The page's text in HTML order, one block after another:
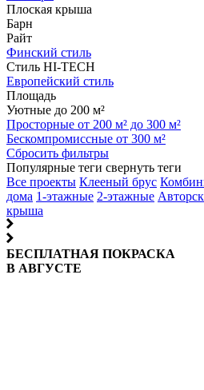
Плоская крыша
Барн
Райт
Финский стиль
Стиль HI-TECH
Европейский стиль
Площадь
Уютные до 200 м²
Просторные от 200 м² до 300 м²
Бескомпромиссные от 300 м²
Сбросить фильтры
Популярные теги свернуть теги
Все проекты Клееный брус
дома 1-этажные 2-этажные
крыша
БЕСПЛАТНАЯ ПОКРАСКА
В АВГУСТЕ